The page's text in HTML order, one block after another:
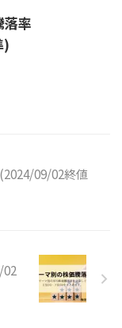
落率
)
09/02終値
02